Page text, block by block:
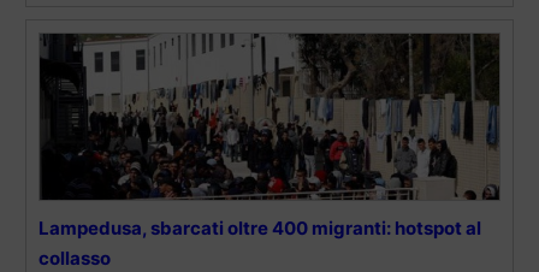
Lampedusa, sbarcati oltre 400 migranti: hotspot al
collasso